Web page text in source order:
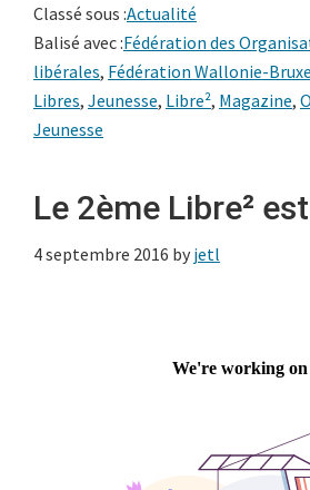
Classé sous :Actualité
Balisé avec :Fédération des
libérales, Fédération Wallonie-
Libres, Jeunesse, Libre², Magazine,
Jeunesse
Le 2ème Libre²
4 septembre 2016 by jetl